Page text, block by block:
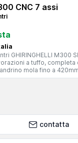
CNC 7 assi
CNC
di fascia x
centerless
contatta